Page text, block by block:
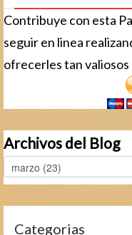
Contribuye con esta
seguir en linea
ofrecerles tan valiosos
Archivos del Blog
Categorias